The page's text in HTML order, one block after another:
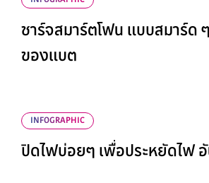
ชาร์จสมาร์ตโฟน แบบสมาร์ด
ของแบต
INFOGRAPHIC
ปิดไฟบ่อยๆ เพื่อประหยัดไฟ อั